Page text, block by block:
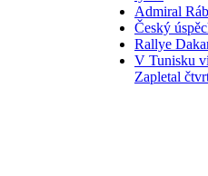
Admiral
Český
Rallye
V Tunisku
Zapletal